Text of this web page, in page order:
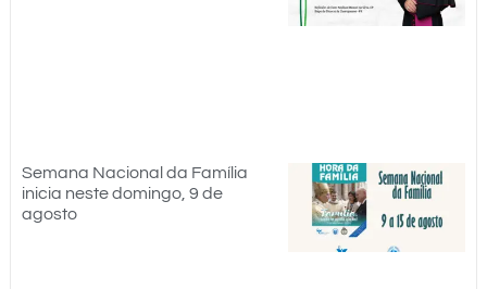
Semana Nacional da Família
inicia neste domingo, 9 de
agosto